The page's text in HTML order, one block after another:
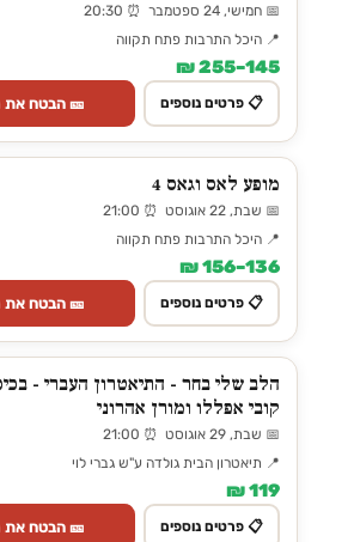
📅 חמישי, 24 ספטמבר ⏰ 20:30
📍 היכל התרבות פתח תקווה
145–255 ₪
📋 פרטים נוספים 🎫 הבטח את
מופע לאס וגאס 4
📅 שבת, 22 אוגוסט ⏰ 21:00
📍 היכל התרבות פתח תקווה
136–156 ₪
📋 פרטים נוספים 🎫 הבטח את
הלב שלי בחר - התיאטרון העברי -
קובי אפללו ומורן אהרוני
📅 שבת, 29 אוגוסט ⏰ 21:00
📍 תיאטרון הבית גולדה ע"ש גברי לוי
119 ₪
📋 פרטים נוספים 🎫 הבטח את